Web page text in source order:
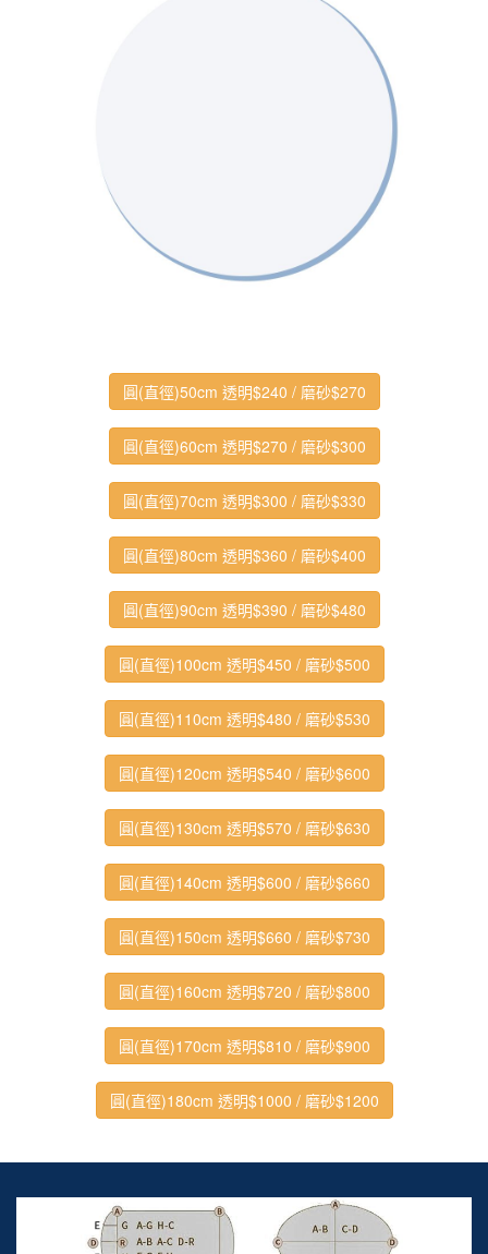
圓(直徑)50cm 透明$240 / 磨砂$270
圓(直徑)60cm 透明$270 / 磨砂$300
圓(直徑)70cm 透明$300 / 磨砂$330
圓(直徑)80cm 透明$360 / 磨砂$400
圓(直徑)90cm 透明$390 / 磨砂$480
圓(直徑)100cm 透明$450 / 磨砂$500
圓(直徑)110cm 透明$480 / 磨砂$530
圓(直徑)120cm 透明$540 / 磨砂$600
圓(直徑)130cm 透明$570 / 磨砂$630
圓(直徑)140cm 透明$600 / 磨砂$660
圓(直徑)150cm 透明$660 / 磨砂$730
圓(直徑)160cm 透明$720 / 磨砂$800
圓(直徑)170cm 透明$810 / 磨砂$900
圓(直徑)180cm 透明$1000 / 磨砂$1200